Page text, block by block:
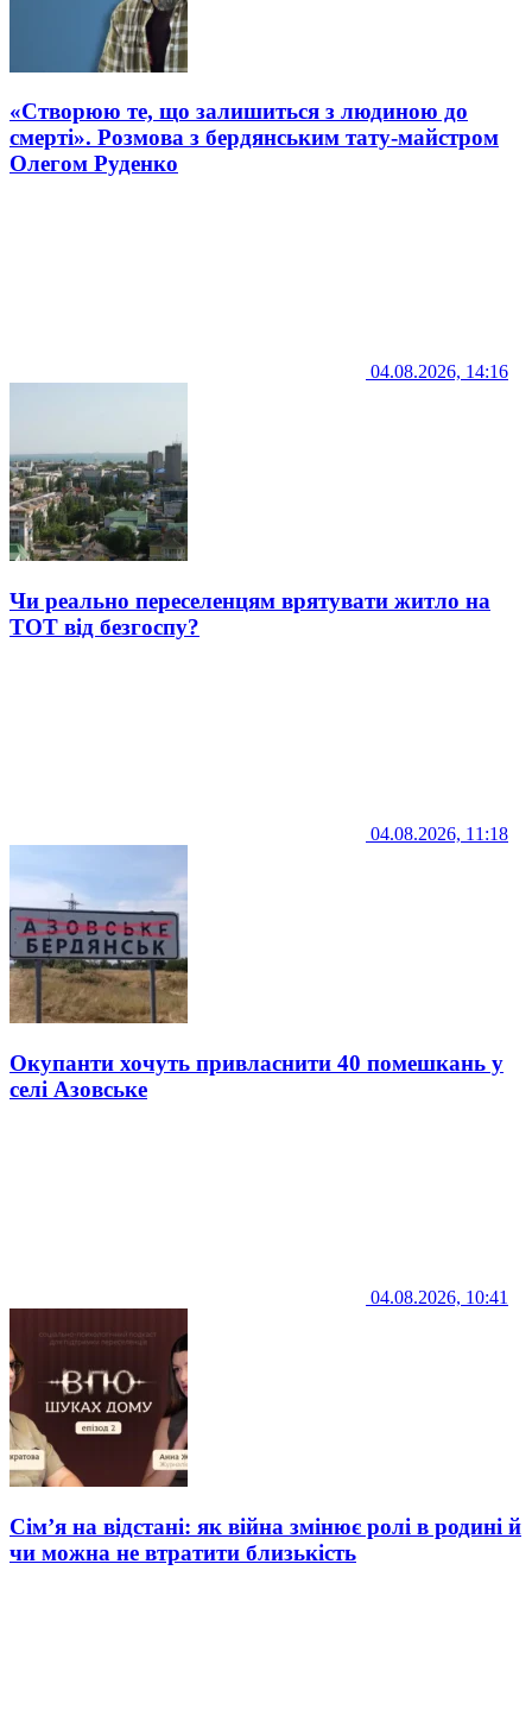
«Створюю те, що залишиться з людиною до
смерті». Розмова з бердянським тату-майстром
Олегом Руденко
04.08.2026, 14:16
Чи реально переселенцям врятувати житло на
ТОТ від безгоспу?
04.08.2026, 11:18
Окупанти хочуть привласнити 40 помешкань у
селі Азовське
04.08.2026, 10:41
Сім’я на відстані: як війна змінює ролі в родині й
чи можна не втратити близькість